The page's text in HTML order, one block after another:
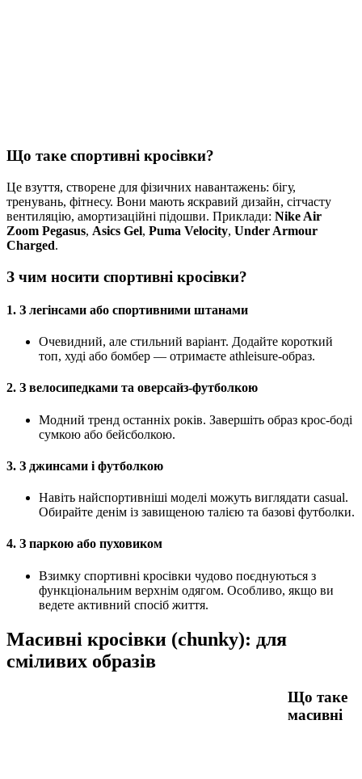
Що таке спортивні кросівки?
Це взуття, створене для фізичних навантажень: бігу,
тренувань, фітнесу. Вони мають яскравий дизайн, сітчасту
вентиляцію, амортизаційні підошви. Приклади: Nike Air
Zoom Pegasus, Asics Gel, Puma Velocity, Under Armour
Charged.
З чим носити спортивні кросівки?
1. З легінсами або спортивними штанами
Очевидний, але стильний варіант. Додайте короткий
топ, худі або бомбер — отримаєте athleisure-образ.
2. З велосипедками та оверсайз-футболкою
Модний тренд останніх років. Завершіть образ крос-боді
сумкою або бейсболкою.
3. З джинсами і футболкою
Навіть найспортивніші моделі можуть виглядати casual.
Обирайте денім із завищеною талією та базові футболки.
4. З паркою або пуховиком
Взимку спортивні кросівки чудово поєднуються з
функціональним верхнім одягом. Особливо, якщо ви
ведете активний спосіб життя.
Масивні кросівки (chunky): для
сміливих образів
Що таке
масивні